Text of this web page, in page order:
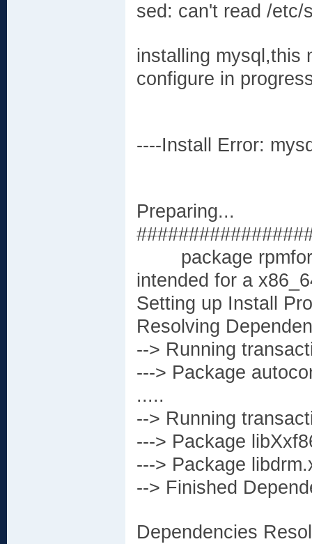
sed: can't read /etc/
installing mysql,this
configure in
----Install Error:
package
intended for a
Setting up Install
Resolving
--> Running
---> Package
.....
--> Running
---> Package
---> Package
--> Finished
Dependencies